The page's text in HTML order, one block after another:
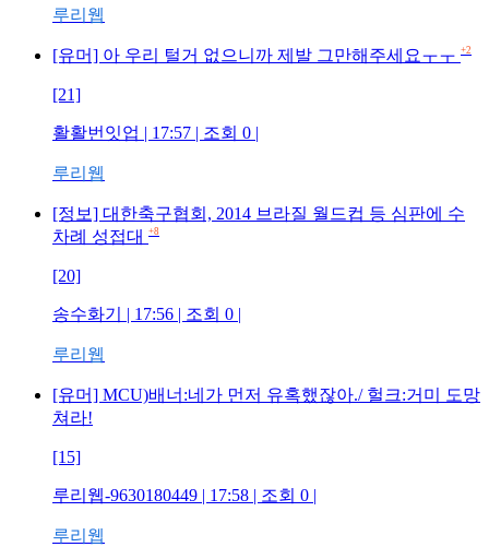
루리웹
[유머] 아 우리 털거 없으니까 제발 그만해주세요ㅜㅜ +2
[21]
활활번잇업 | 17:57 | 조회 0 |
루리웹
[정보] 대한축구협회, 2014 브라질 월드컵 등 심판에 수
차례 성접대
+8
[20]
송수화기 | 17:56 | 조회 0 |
루리웹
[유머] MCU)배너:네가 먼저 유혹했잖아./ 헐크:거미 도망
쳐라!
[15]
루리웹-9630180449 | 17:58 | 조회 0 |
루리웹